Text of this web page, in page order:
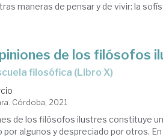
maneras de pensar y de vivir: la
de los filósofos
filosófica (Libro X)
Córdoba, 2021
de los filósofos ilustres constituye
por algunos y despreciado por otros.